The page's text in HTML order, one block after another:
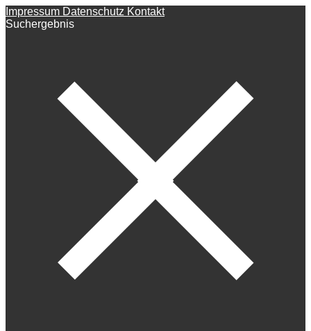
Impressum Datenschutz Kontakt
Suchergebnis